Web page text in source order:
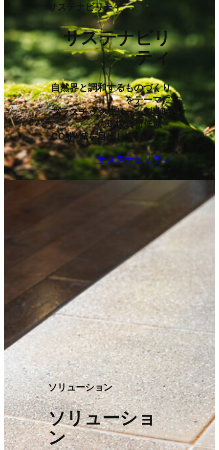
サステナビリティ
サステナビリ
ティ
自然界と調和するものづくり
をテーマに
プラスチックフリー・製造時
の環境負荷低減・
CO2削減を目指しています。
サステナビリティ
ソリューション
ソリューショ
ン